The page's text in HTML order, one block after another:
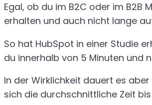
Egal, ob du im B2C oder im
erhalten und auch nicht lange
So hat HubSpot in einer Studie
du innerhalb von 5 Minuten und
In der Wirklichkeit dauert es
sich die durchschnittliche Zeit